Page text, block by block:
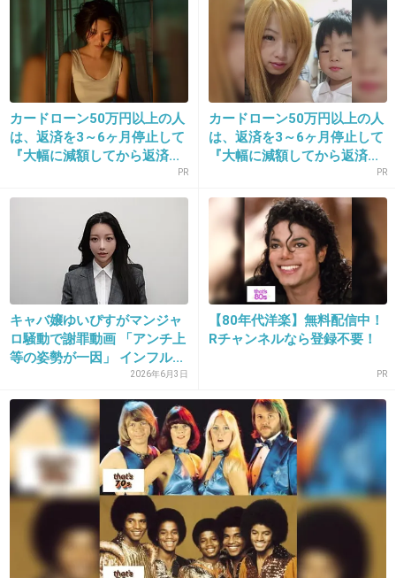
-8
海外は医療費が高いところが多いからじゃな
い？
風邪にせよ、インフルにせよ
多少 日にち薬な症状くらいなら行かない選択で
その為に 何万も出費はいたいだろうし
16. 匿名 2019/05/31(金) 08:17:45
カードローン50万円以上の人
は、返済を3～6ヶ月停止して
『大幅に減額してから返済...
PR
カードローン50万円以上の人
は、返済を3～6ヶ月停止して
『大幅に減額してから返済...
PR
キャバ嬢ゆいぴすがマンジャ
ロ騒動で謝罪動画 「アンチ上
等の姿勢が一因」 インフル...
2026年6月3日
【80年代洋楽】無料配信中！
Rチャンネルなら登録不要！
PR